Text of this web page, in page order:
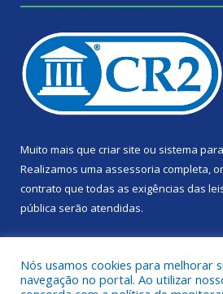
Muito mais que criar site ou sistema
Realizamos uma assessoria completa,
contrato que todas as exigências das
pública serão atendidas.
Nós usamos cookies para melhorar
navegação no portal. Ao utilizar